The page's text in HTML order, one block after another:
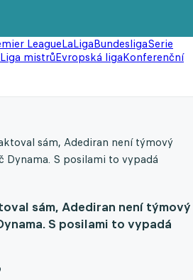
LeagueLaLigaBundesligaSerie
Liga mistrůEvropská ligaKonferenční
sám, Adediran není týmový
Dynama. S posilami to vypadá
sám, Adediran není týmový
S posilami to vypadá